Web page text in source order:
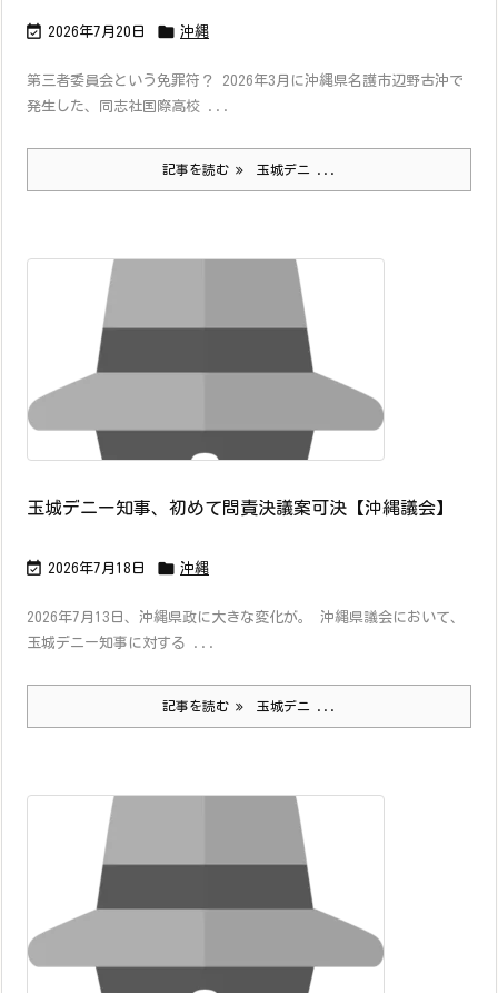
 2026年7月20日  沖縄
第三者委員会という免罪符？ 2026年3月に沖縄県名護市辺野古沖で
発生した、同志社国際高校 ...
記事を読む 玉城デニ ...
玉城デニー知事、初めて問責決議案可決【沖縄議会】
 2026年7月18日  沖縄
2026年7月13日、沖縄県政に大きな変化が。 沖縄県議会において、
玉城デニー知事に対する ...
記事を読む 玉城デニ ...